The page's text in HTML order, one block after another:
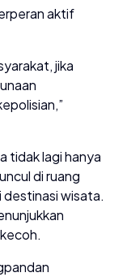
aktif
jika
tidak lagi hanya
di ruang
destinasi wisata.